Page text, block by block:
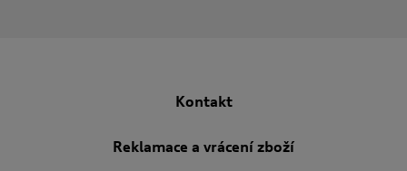
Kontakt
Reklamace a vrácení zboží